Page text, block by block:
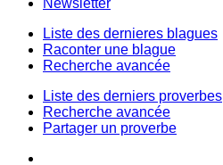
Newsletter
Liste des dernieres blagues
Raconter une blague
Recherche avancée
Liste des derniers proverbes
Recherche avancée
Partager un proverbe